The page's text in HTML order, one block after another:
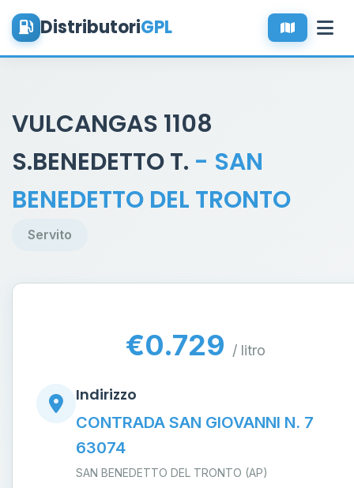
DistributoriGPL
VULCANGAS 1108
S.BENEDETTO T. - SAN
BENEDETTO DEL TRONTO
Servito
€0.729 / litro
Indirizzo
CONTRADA SAN GIOVANNI N. 7
63074
SAN BENEDETTO DEL TRONTO (AP)